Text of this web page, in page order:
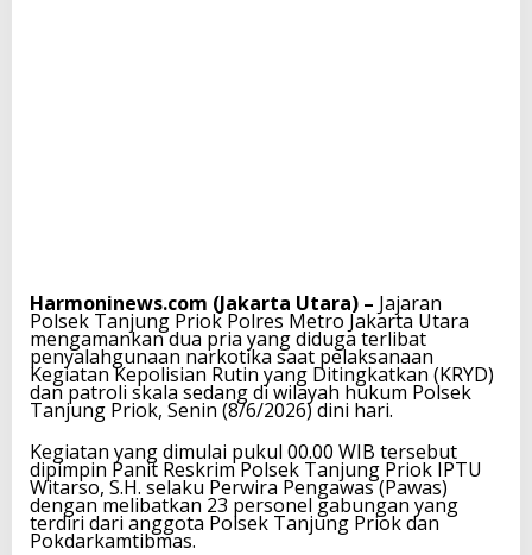
Harmoninews.com (Jakarta Utara) – Jajaran
Polsek Tanjung Priok Polres Metro Jakarta Utara
mengamankan dua pria yang diduga terlibat
penyalahgunaan narkotika saat pelaksanaan
Kegiatan Kepolisian Rutin yang Ditingkatkan (KRYD)
dan patroli skala sedang di wilayah hukum Polsek
Tanjung Priok, Senin (8/6/2026) dini hari.
Kegiatan yang dimulai pukul 00.00 WIB tersebut
dipimpin Panit Reskrim Polsek Tanjung Priok IPTU
Witarso, S.H. selaku Perwira Pengawas (Pawas)
dengan melibatkan 23 personel gabungan yang
terdiri dari anggota Polsek Tanjung Priok dan
Pokdarkamtibmas.